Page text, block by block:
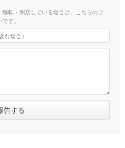
転・閉店している場合は、こちらのフ
す。